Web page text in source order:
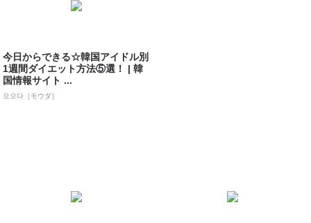
今日からできる☆韓国アイドル別
1週間ダイエット方法⑤選！ | 韓
国情報サイト ...
모으다［モウダ］